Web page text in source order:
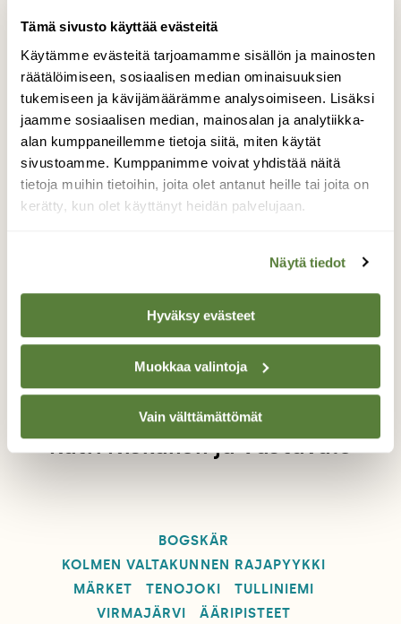
Tämä sivusto käyttää evästeitä
Käytämme evästeitä tarjoamamme sisällön ja mainosten
räätälöimiseen, sosiaalisen median ominaisuuksien
tukemiseen ja kävijämäärämme analysoimiseen. Lisäksi
jaamme sosiaalisen median, mainosalan ja analytiikka-
alan kumppaneillemme tietoja siitä, miten käytät
sivustoamme. Kumppanimme voivat yhdistää näitä
tietoja muihin tietoihin, joita olet antanut heille tai joita on
kerätty, kun olet käyttänyt heidän palvelujaan.
Näytä tiedot
Hyväksy evästeet
Muokkaa valintoja
Vain välttämättömät
Teksti
Antti Halkka
Antti Halkka toimii Suomen Luonnon
toimituspäällikkönä. Hän kirjoittaa lehteen ja sen
verkkosivuille luonto- ja ympäristöaiheista. Sää- ja
M
Kuvat
Markus Sirkka, Antti Halkka,
Katri Niskanen ja Vastavalo
BOGSKÄR
KOLMEN VALTAKUNNEN RAJAPYYKKI
MÄRKET
TENOJOKI
TULLINIEMI
VIRMAJÄRVI
ÄÄRIPISTEET